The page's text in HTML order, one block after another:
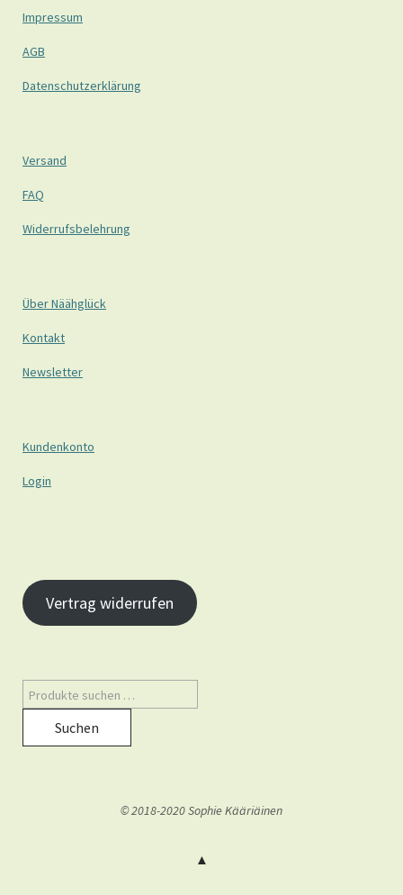
Impressum
AGB
Datenschutzerklärung
Versand
FAQ
Widerrufsbelehrung
Über Näähglück
Kontakt
Newsletter
Kundenkonto
Login
Vertrag widerrufen
Suchen
© 2018-2020 Sophie Kääriäinen